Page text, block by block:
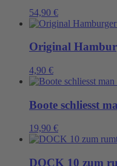
54,90 €
Original
4,90 €
Boote schliesst
19,90 €
DOCK 10 zum